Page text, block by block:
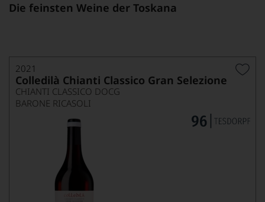
Die feinsten Weine der Toskana
2021
Colledilà Chianti Classico Gran Selezione
CHIANTI CLASSICO DOCG
BARONE RICASOLI